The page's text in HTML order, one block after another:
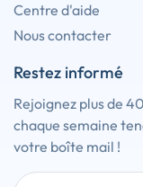
Centre d'aide
Nous contacter
Restez informé
Rejoignez plus de
chaque semaine
votre boîte mail !